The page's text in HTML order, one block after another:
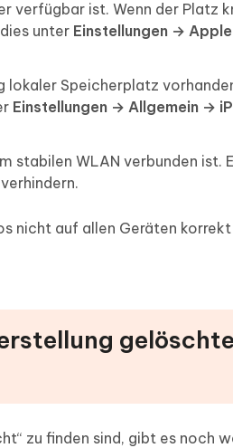
verfügbar ist. Wenn der Platz
unter Einstellungen →
lokaler Speicherplatz
Einstellungen → Allgemein →
stabilen WLAN verbunden ist.
nicht auf allen Geräten korrekt
zu finden sind, gibt es noch